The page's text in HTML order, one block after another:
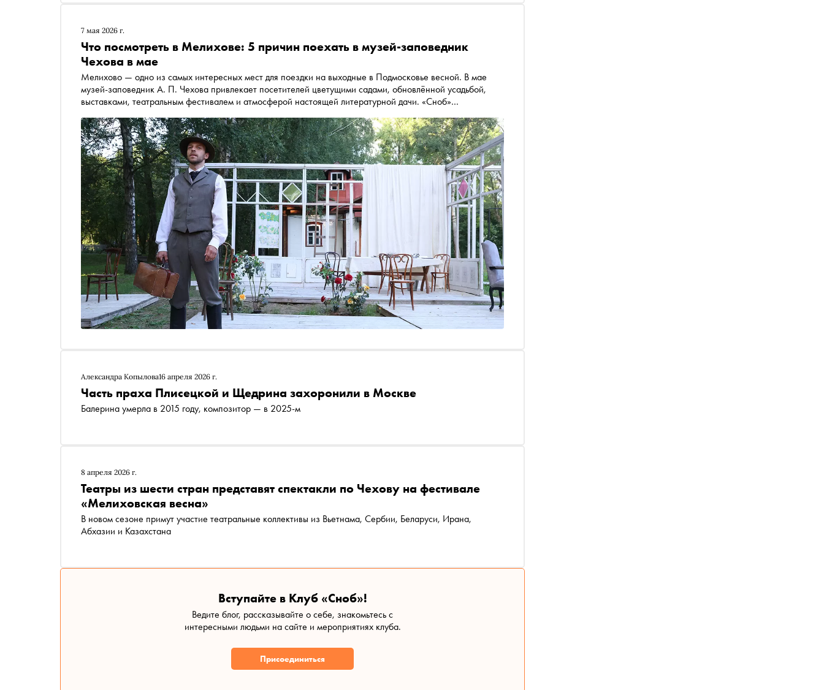
7 мая 2026 г.
Что посмотреть в Мелихове: 5 причин поехать в музей-заповедник
Чехова в мае
Мелихово — одно из самых интересных мест для поездки на выходные в Подмосковье весной. В мае
музей-заповедник А. П. Чехова привлекает посетителей цветущими садами, обновлённой усадьбой,
выставками, театральным фестивалем и атмосферой настоящей литературной дачи. «Сноб»
Александра Копылова16 апреля 2026 г.
Часть праха Плисецкой и Щедрина захоронили в Москве
Балерина умерла в 2015 году, композитор — в 2025-м
8 апреля 2026 г.
Театры из шести стран представят спектакли по Чехову на фестивале
«Мелиховская весна»
В новом сезоне примут участие театральные коллективы из Вьетнама, Сербии, Беларуси, Ирана,
Абхазии и Казахстана
Вступайте в Клуб «Сноб»!
Ведите блог, рассказывайте о себе, знакомьтесь с
интересными людьми на сайте и мероприятиях клуба.
Присоединиться